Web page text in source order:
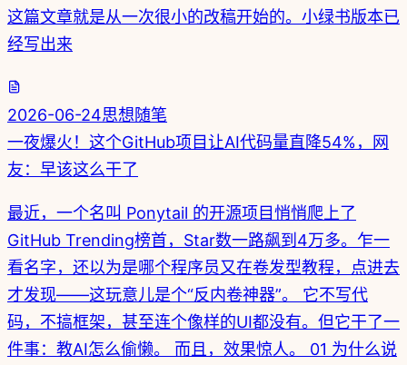
这篇文章就是从一次很小的改稿开始的。小绿书版本已
经写出来
2026-06-24思想随笔
一夜爆火！这个GitHub项目让AI代码量直降54%，网
友：早该这么干了
最近，一个名叫 Ponytail 的开源项目悄悄爬上了
GitHub Trending榜首，Star数一路飙到4万多。乍一
看名字，还以为是哪个程序员又在卷发型教程，点进去
才发现——这玩意儿是个“反内卷神器”。 它不写代
码，不搞框架，甚至连个像样的UI都没有。但它干了一
件事：教AI怎么偷懒。 而且，效果惊人。 01 为什么说